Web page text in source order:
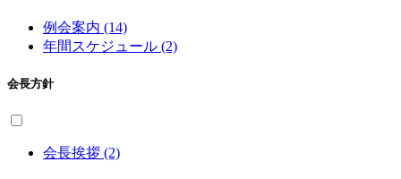
例会案内 (14)
年間スケジュール (2)
会長方針
会長挨拶 (2)